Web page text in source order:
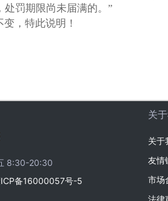
处罚期限尚未届满的。”
，特此说明！
8:30-20:30
备16000057号-5
关
关于
友情
市场